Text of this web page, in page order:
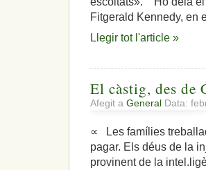
Fitgerald Kennedy, en
Llegir tot l'article »
El càstig, des de
Afegit a General Data:
∝ Les famílies
pagar. Els déus de la
provinent de la